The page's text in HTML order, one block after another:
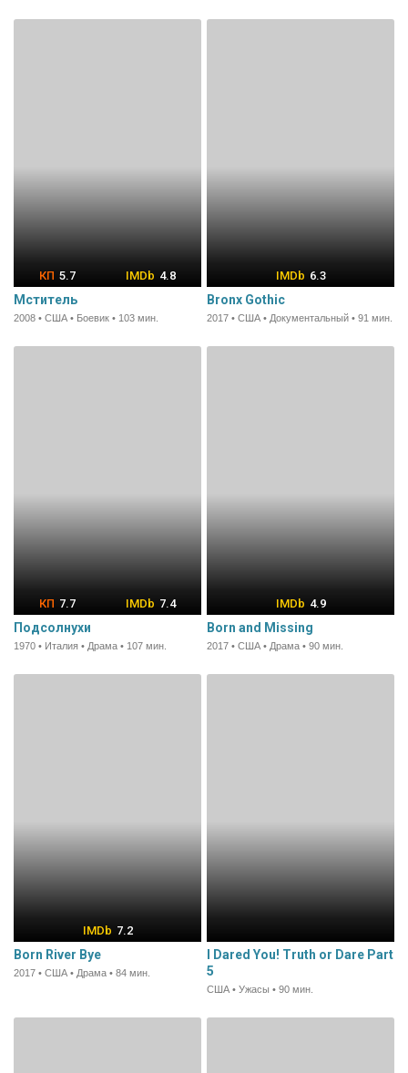
5.7 4.8
Мститель
2008 • США • Боевик • 103 мин.
6.3
Bronx Gothic
2017 • США • Документальный • 91 мин.
7.7 7.4
Подсолнухи
1970 • Италия • Драма • 107 мин.
4.9
Born and Missing
2017 • США • Драма • 90 мин.
7.2
Born River Bye
2017 • США • Драма • 84 мин.
I Dared You! Truth or Dare Part
5
США • Ужасы • 90 мин.